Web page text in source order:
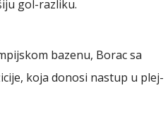
gol-razliku.
bazenu, Borac sa
koja donosi nastup u plej-